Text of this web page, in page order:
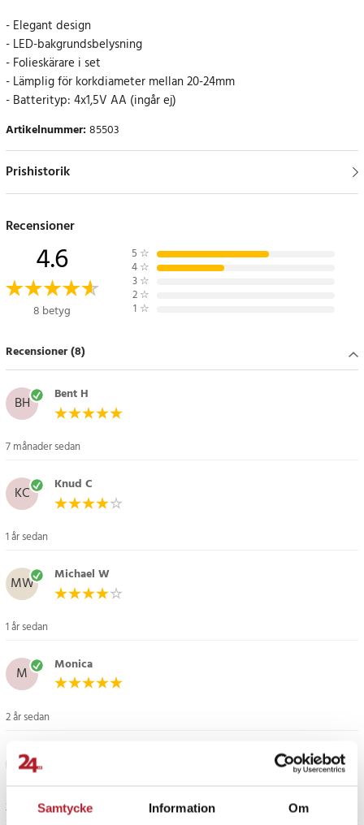
Samtycke Information Om
- Elegant design
- LED-bakgrundsbelysning
- Folieskärare i set
- Lämplig för korkdiameter mellan 20-24mm
- Batterityp: 4x1,5V AA (ingår ej)
Artikelnummer:85503
Prishistorik
Recensioner
4.6
8 betyg
5 ☆
4 ☆
3 ☆
2 ☆
1 ☆
Recensioner (8)
BH Bent H
7 månader sedan
KC Knud C
1 år sedan
MW Michael W
1 år sedan
M Monica
2 år sedan
B
2 år sedan